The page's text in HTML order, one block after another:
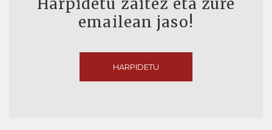
emailean jaso!
HARPIDETU